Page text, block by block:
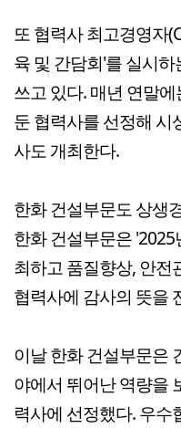
또 협력사 최고경영자
육 및 간담회'를 실시
쓰고 있다. 매년 연말
둔 협력사를 선정해 시
사도 개최한다.
한화 건설부문도 상생
한화 건설부문은
최하고 품질향상, 안전
협력사에 감사의 뜻을
이날 한화 건설부문은
야에서 뛰어난 역량을
력사에 선정했다. 우